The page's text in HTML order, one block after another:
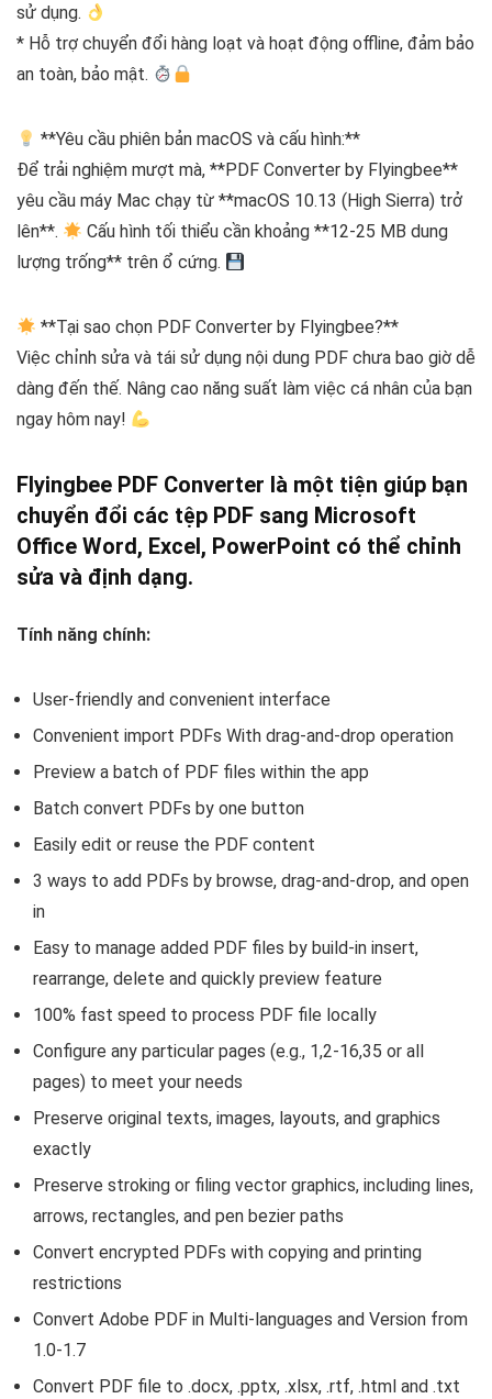
sử dụng.
* Hỗ trợ chuyển đổi hàng loạt và hoạt động offline, đảm bảo
an toàn, bảo mật.
**Yêu cầu phiên bản macOS và cấu hình:**
Để trải nghiệm mượt mà, **PDF Converter by Flyingbee**
yêu cầu máy Mac chạy từ **macOS 10.13 (High Sierra) trở
lên**.
Cấu hình tối thiểu cần khoảng **12-25 MB dung
lượng trống** trên ổ cứng.
**Tại sao chọn PDF Converter by Flyingbee?**
Việc chỉnh sửa và tái sử dụng nội dung PDF chưa bao giờ dễ
dàng đến thế. Nâng cao năng suất làm việc cá nhân của bạn
ngay hôm nay!
Flyingbee PDF Converter là một tiện giúp bạn
chuyển đổi các tệp PDF sang Microsoft
Office Word, Excel, PowerPoint có thể chỉnh
sửa và định dạng.
Tính năng chính:
User-friendly and convenient interface
Convenient import PDFs With drag-and-drop operation
Preview a batch of PDF files within the app
Batch convert PDFs by one button
Easily edit or reuse the PDF content
3 ways to add PDFs by browse, drag-and-drop, and open
in
Easy to manage added PDF files by build-in insert,
rearrange, delete and quickly preview feature
100% fast speed to process PDF file locally
Configure any particular pages (e.g., 1,2-16,35 or all
pages) to meet your needs
Preserve original texts, images, layouts, and graphics
exactly
Preserve stroking or filing vector graphics, including lines,
arrows, rectangles, and pen bezier paths
Convert encrypted PDFs with copying and printing
restrictions
Convert Adobe PDF in Multi-languages and Version from
1.0-1.7
Convert PDF file to .docx, .pptx, .xlsx, .rtf, .html and .txt